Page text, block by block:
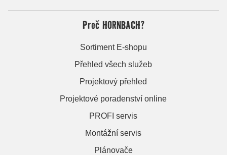
Proč HORNBACH?
Sortiment E-shopu
Přehled všech služeb
Projektový přehled
Projektové poradenství online
PROFI servis
Montážní servis
Plánovače